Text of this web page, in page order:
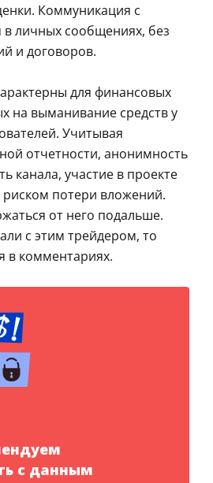
Коммуникация с
в личных сообщениях, без
и договоров.
для финансовых
на выманивание средств у
Учитывая
отчетности, анонимность
канала, участие в проекте
риском потери вложений.
от него подальше.
с этим трейдером, то
в комментариях.
с данным